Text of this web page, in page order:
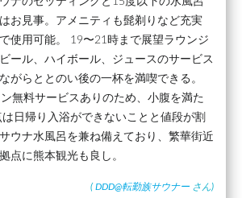
お見事。アメニティも髭剃りなど充実
使用可能。 19〜21時まで展望ラウンジ
ール、ハイボール、ジュースのサービス
がらととのい後の一杯を満喫できる。
無料サービスありのため、小腹を満た
日帰り入浴ができないことと値段が割
ウナ水風呂を兼ね備えており、繁華街近
点に熊本観光も良し。
( DDD@転勤族サウナー さん)